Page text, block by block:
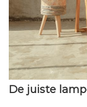
De juiste